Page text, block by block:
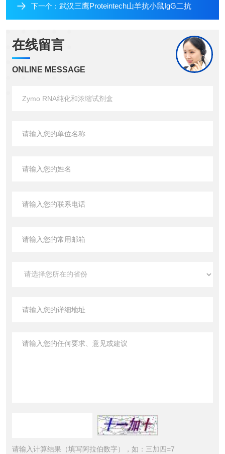
下一个： 武汉三鹰Proteintech山羊抗小鼠IgG二抗
在线留言
ONLINE MESSAGE
请输入计算结果（填写阿拉伯数字），如：三加四=7